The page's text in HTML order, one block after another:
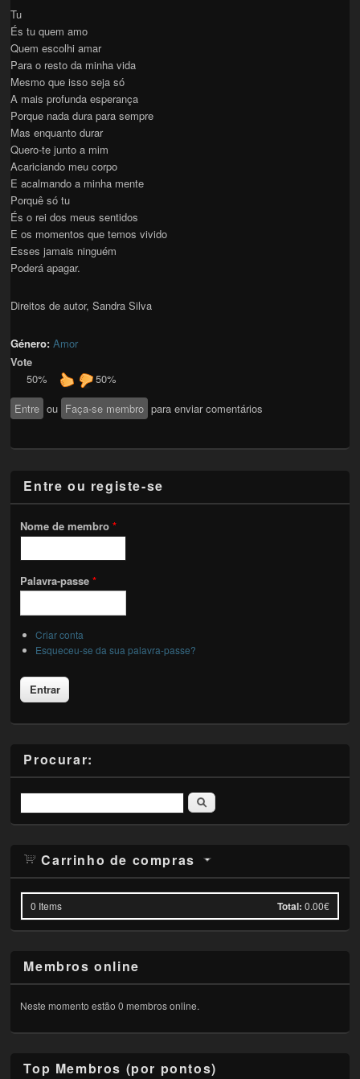
Tu
És tu quem amo
Quem escolhi amar
Para o resto da minha vida
Mesmo que isso seja só
A mais profunda esperança
Porque nada dura para sempre
Mas enquanto durar
Quero-te junto a mim
Acariciando meu corpo
E acalmando a minha mente
Porquê só tu
És o rei dos meus sentidos
E os momentos que temos vivido
Esses jamais ninguém
Poderá apagar.
Direitos de autor, Sandra Silva
Género:Amor
Vote
50%
50%
Entre ou Faça-se membro para enviar comentários
Entre ou registe-se
Nome de membro*
Palavra-passe*
Criar conta
Esqueceu-se da sua palavra-passe?
Procurar:
Pesquisar
Carrinho de compras
0 Items Total: 0.00€
Membros online
Neste momento estão 0 membros online.
Top Membros (por pontos)